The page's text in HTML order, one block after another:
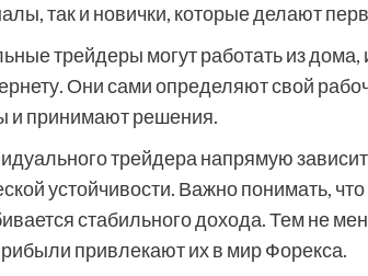
так и новички, которые делают
трейдеры могут работать из дома,
Они сами определяют свой
и принимают решения.
трейдера напрямую
устойчивости. Важно понимать,
стабильного дохода. Тем не
привлекают их в мир Форекса.